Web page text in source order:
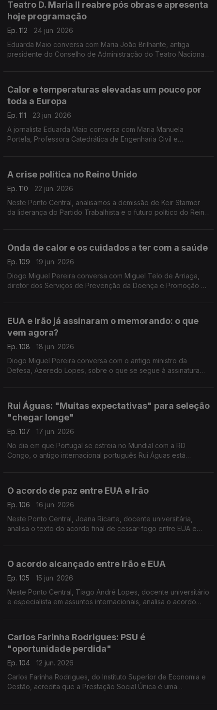
Teatro D. Maria II reabre pós obras e apresenta
hoje programação
Ep. 112
24 jun. 2026
Eduarda Maio conversa com Maria João Brilhante, antiga
presidente do Conselho de Administração do Teatro Nacional
Calor e temperaturas elevadas um pouco por
toda a Europa
Ep. 111
23 jun. 2026
A jornalista Eduarda Maio conversa com Maria Manuela
Portela, Professora Catedrática de Engenharia Civil e
A crise política no Reino Unido
Ep. 110
22 jun. 2026
Neste Ponto Central, analisamos a demissão de Keir Starmer
da liderança do Partido Trabalhista e o futuro político do Reino
Onda de calor e os cuidados a ter com a saúde
Ep. 109
19 jun. 2026
Diogo Miguel Pereira conversa com Miguel Telo de Arriaga,
diretor dos Serviços de Prevenção da Doença e Promoção da
EUA e Irão já assinaram o memorando: o que
vem agora?
Ep. 108
18 jun. 2026
Diogo Miguel Pereira conversa com o antigo ministro da
Defesa, Azeredo Lopes, sobre o que se segue à assinatura
Rui Águas: "Muitas expectativas" para seleção
"chegar longe"
Ep. 107
17 jun. 2026
No dia em que Portugal se estreia no Mundial com a RD
Congo, o antigo internacional português Rui Águas está
O acordo de paz entre EUA e Irão
Ep. 106
16 jun. 2026
Neste Ponto Central, Joana Ricarte, docente universitária,
analisa o texto do acordo final de cessar-fogo entre EUA e
O acordo alcançado entre Irão e EUA
Ep. 105
15 jun. 2026
Neste Ponto Central, Tiago André Lopes, docente universitário
e especialista em assuntos internacionais, analisa o acordo
Carlos Farinha Rodrigues: PSU é
"oportunidade perdida"
Ep. 104
12 jun. 2026
Carlos Farinha Rodrigues, do Instituto Superior de Economia e
Gestão, acredita que a Prestação Social Única é uma